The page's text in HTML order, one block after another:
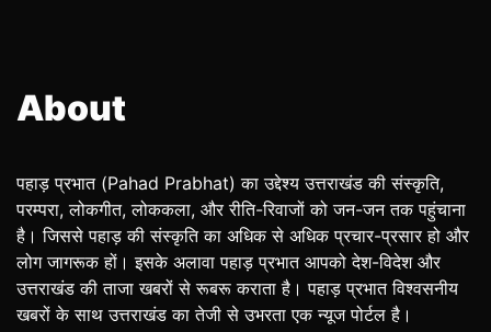
About
पहाड़ प्रभात (Pahad Prabhat) का उद्देश्य उत्तराखंड की संस्कृति,
परम्परा, लोकगीत, लोककला, और रीति-रिवाजों को जन-जन तक पहुंचाना
है। जिससे पहाड़ की संस्कृति का अधिक से अधिक प्रचार-प्रसार हो और
लोग जागरूक हों। इसके अलावा पहाड़ प्रभात आपको देश-विदेश और
उत्तराखंड की ताजा खबरों से रूबरू कराता है। पहाड़ प्रभात विश्वसनीय
खबरों के साथ उत्तराखंड का तेजी से उभरता एक न्यूज पोर्टल है।